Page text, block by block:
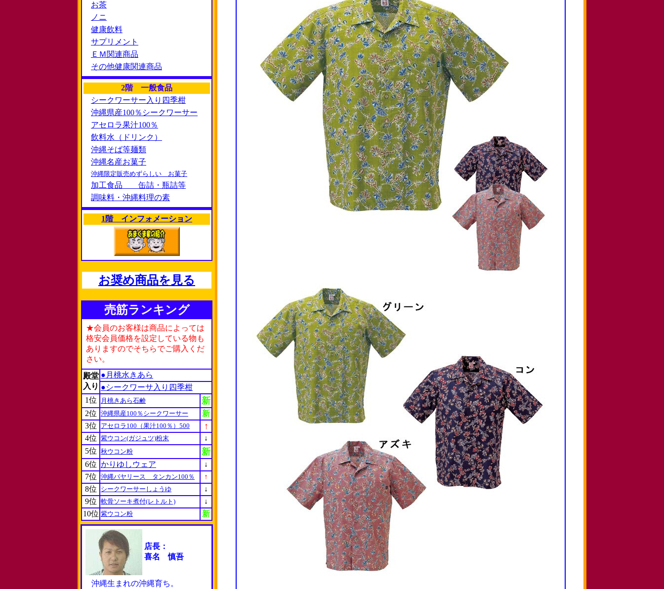
お茶
ノニ
健康飲料
サプリメント
ＥＭ関連商品
その他健康関連商品
2階 一般食品
シークワーサー入り四季柑
沖縄県産100％シークワーサー
アセロラ果汁100％
飲料水（ドリンク）
沖縄そば等麺類
沖縄名産お菓子
沖縄限定販売めずらしい お菓子
加工食品 缶詰・瓶詰等
調味料・沖縄料理の素
1階 インフォメーション
お奨め商品を見る
売筋ランキング
★会員のお客様は商品によっては
格安会員価格を設定している物も
ありますのでそちらでご購入くだ
さい。
殿堂
入り
●月桃水きあら
●シークワーサ入り四季柑
1位
月桃きあら石鹸 新
2位 沖縄県産100％シークワーサー
新
3位
アセロラ100（果汁100％）500 ↑
4位 紫ウコン(ガジュツ)粉末
↓
5位 秋ウコン粉 新
6位 かりゆしウェア
↓
7位 沖縄バヤリース タンカン100％
↑
8位
シークワーサーしょうゆ
↓
9位 軟骨ソーキ煮付(レトルト)
↓
10位 紫ウコン粉 新
店長：
喜名 慎吾
沖縄生まれの沖縄育ち。